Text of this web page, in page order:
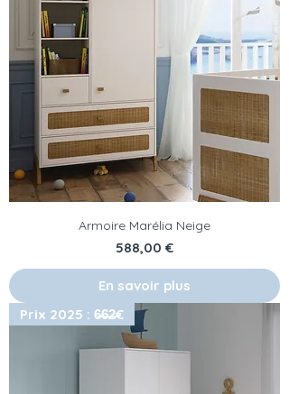
Armoire Marélia Neige
Prix
588,00 €
En savoir plus
Prix 2025 : 6̶6̶2̶€